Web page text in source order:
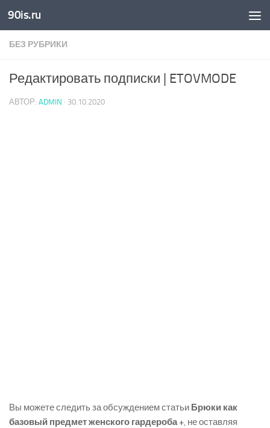
Skip to content
90is.ru
БЕЗ РУБРИКИ
Редактировать подписки | ETOVMODE
АВТОР: ADMIN · 30.10.2020
Вы можете следить за обсуждением статьи Брюки как
базовый предмет женского гардероба +, не оставляя